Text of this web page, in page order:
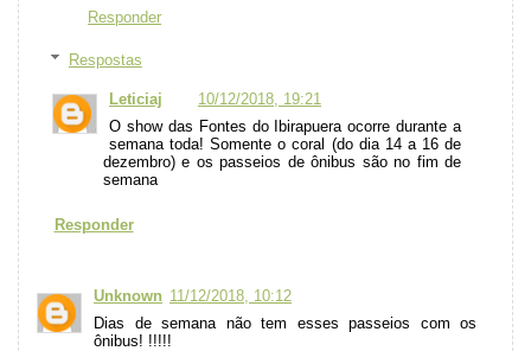
Responder
Respostas
Leticiaj
10/12/2018, 19:21
O show das Fontes do Ibirapuera ocorre durante a
semana toda! Somente o coral (do dia 14 a 16 de
dezembro) e os passeios de ônibus são no fim de
semana
Responder
Unknown 11/12/2018, 10:12
Dias de semana não tem esses passeios com os
ônibus! !!!!!